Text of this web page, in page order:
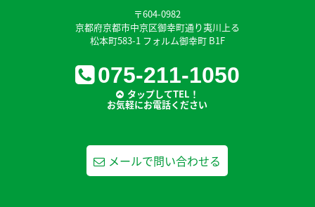
〒604-0982
京都府京都市中京区御幸町通り夷川上る
松本町583-1 フォルム御幸町 B1F
075-211-1050
タップしてTEL！
お気軽にお電話ください
メールで問い合わせる